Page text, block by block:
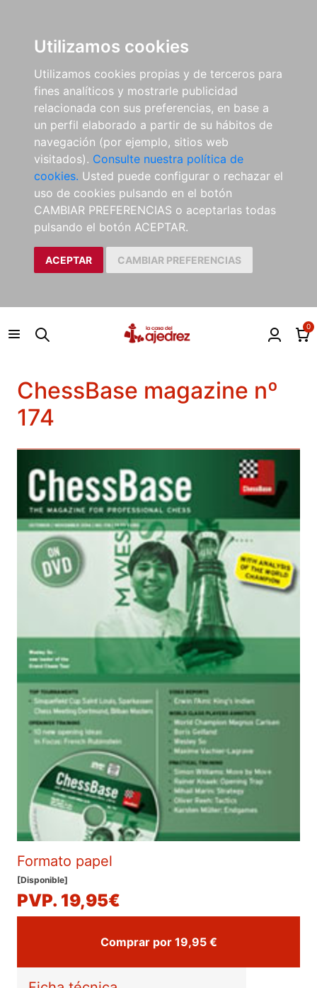
Utilizamos cookies
Utilizamos cookies propias y de terceros para
fines analíticos y mostrarle publicidad
relacionada con sus preferencias, en base a
un perfil elaborado a partir de su hábitos de
navegación (por ejemplo, sitios web
visitados). Consulte nuestra política de
cookies. Usted puede configurar o rechazar el
uso de cookies pulsando en el botón
CAMBIAR PREFERENCIAS o aceptarlas todas
pulsando el botón ACEPTAR.
ACEPTAR CAMBIAR PREFERENCIAS
0
ChessBase magazine nº
174
Formato papel
[Disponible]
PVP. 19,95€
Comprar por 19,95 €